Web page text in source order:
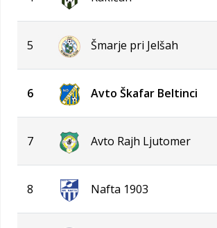
5 Šmarje pri Jelšah
6 Avto Škafar Beltinci
7 Avto Rajh Ljutomer
8 Nafta 1903